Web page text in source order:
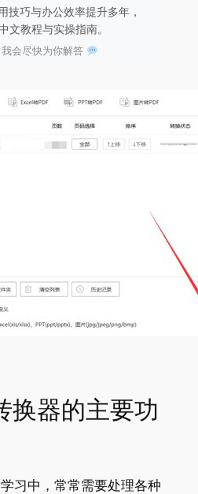
技巧与办公效率提升多年，
文教程与实操指南。
会尽快为你解答
换器的主要功
习中，常常需要处理各种